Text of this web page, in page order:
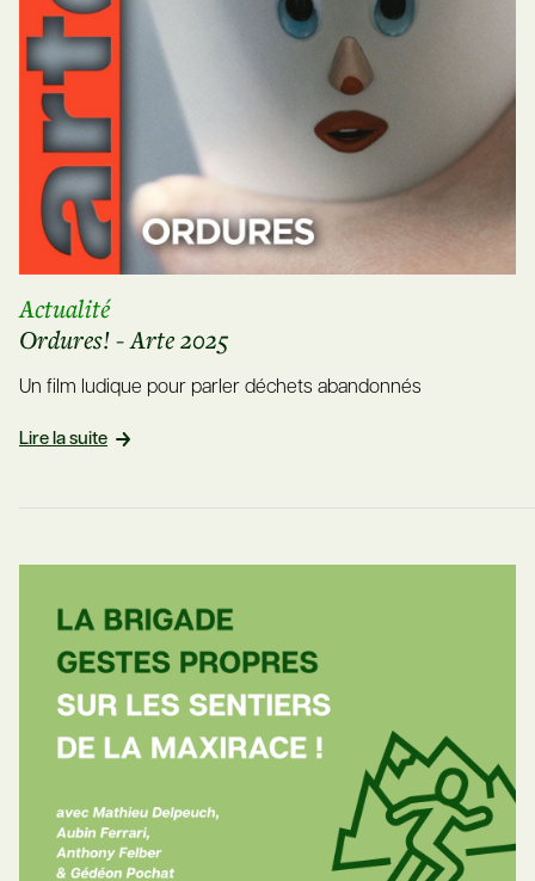
Actualité
Ordures! - Arte 2025
Un film ludique pour parler déchets abandonnés
Lire la suite